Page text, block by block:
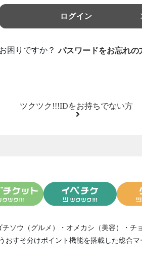
ログイン
お困りですか？ パスワードをお忘れの
ツクツク!!!IDをお持ちでない方
チソウ（グルメ） ・ オメカシ（美容） ・ チ
おすそ分けポイント機能を搭載した総合マ